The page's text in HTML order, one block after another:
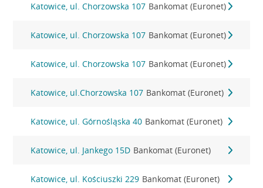
Katowice, ul. Chorzowska 107 Bankomat (Euronet)
Katowice, ul. Chorzowska 107 Bankomat (Euronet)
Katowice, ul. Chorzowska 107 Bankomat (Euronet)
Katowice, ul.Chorzowska 107 Bankomat (Euronet)
Katowice, ul. Górnośląska 40 Bankomat (Euronet)
Katowice, ul. Jankego 15D Bankomat (Euronet)
Katowice, ul. Kościuszki 229 Bankomat (Euronet)